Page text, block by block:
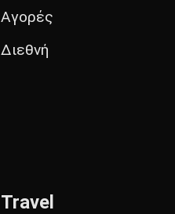
Αγορές
Διεθνή
Travel